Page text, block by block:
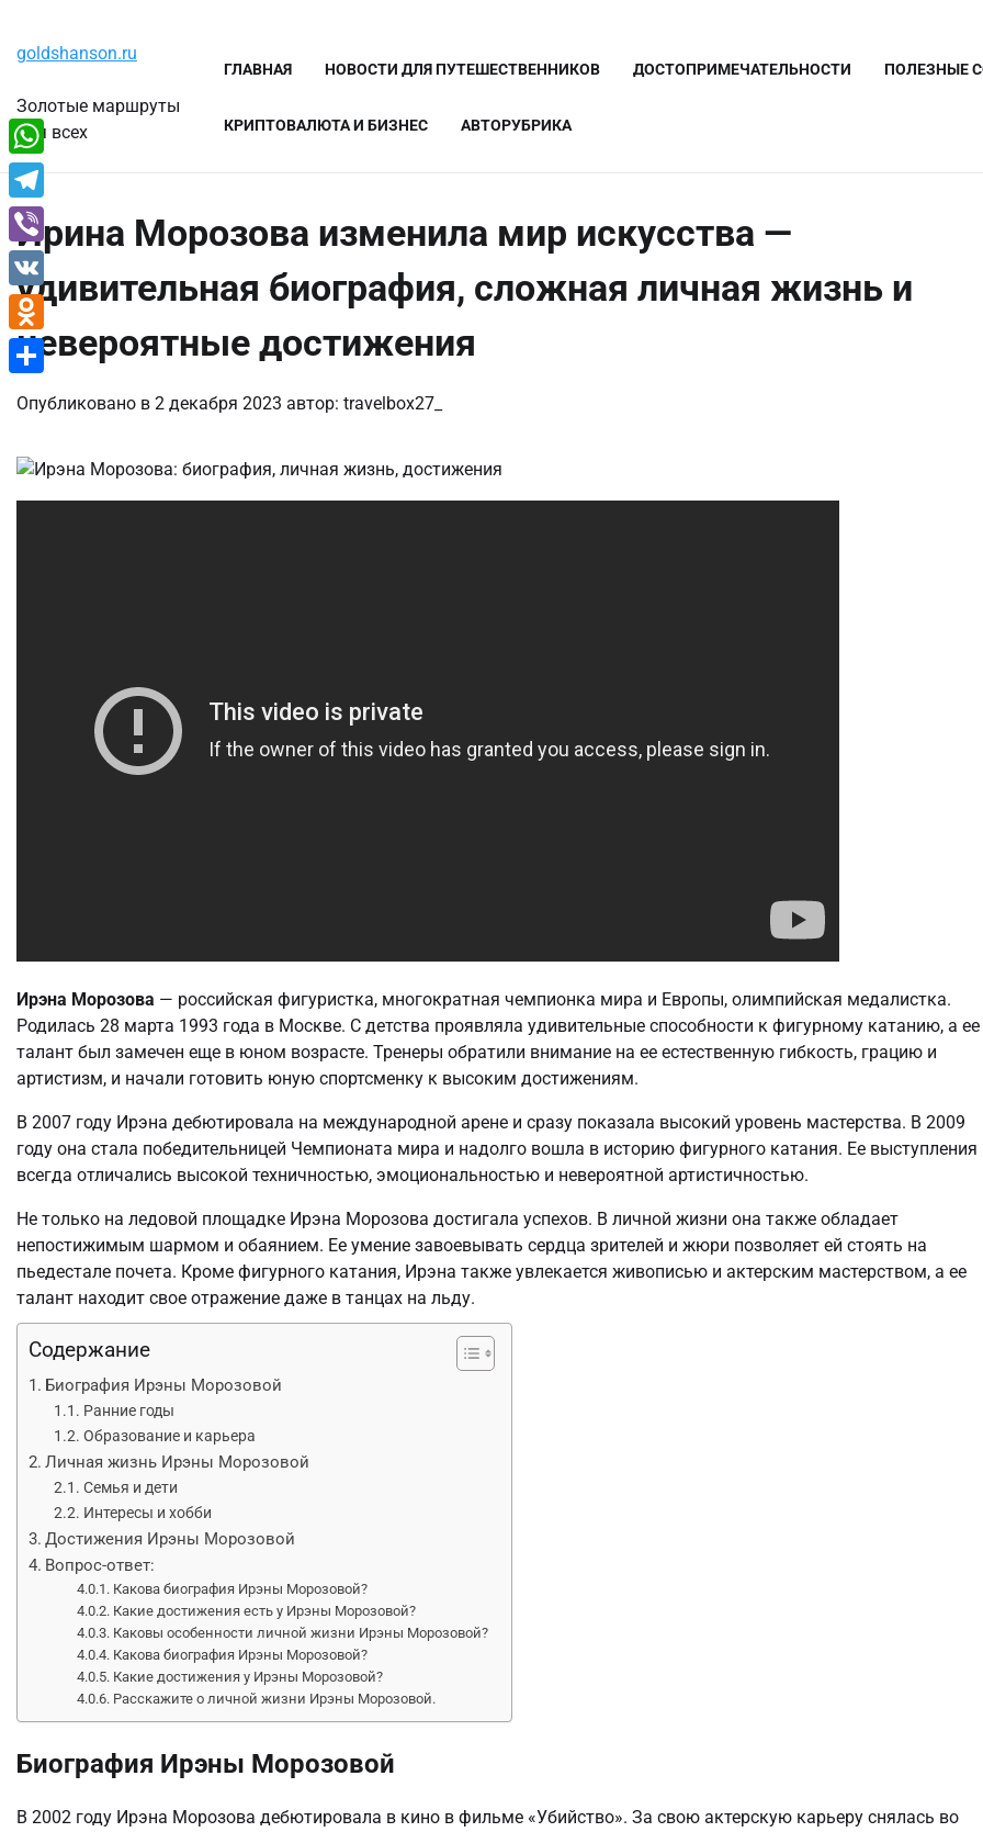
содержимому
goldshanson.ru
Золотые маршруты
для всех
ГЛАВНАЯ НОВОСТИ ДЛЯ ПУТЕШЕСТВЕННИКОВ ДОСТОПРИМЕЧАТЕЛЬНОСТИ ПОЛЕЗНЫЕ
КРИПТОВАЛЮТА И БИЗНЕС АВТОРУБРИКА
Ирина Морозова изменила мир искусства —
удивительная биография, сложная личная жизнь и
невероятные достижения
Опубликовано в 2 декабря 2023 автор: travelbox27_
Ирэна Морозова — российская фигуристка, многократная чемпионка мира и Европы, олимпийская медалистка.
Родилась 28 марта 1993 года в Москве. С детства проявляла удивительные способности к фигурному катанию, а ее
талант был замечен еще в юном возрасте. Тренеры обратили внимание на ее естественную гибкость, грацию и
артистизм, и начали готовить юную спортсменку к высоким достижениям.
В 2007 году Ирэна дебютировала на международной арене и сразу показала высокий уровень мастерства. В 2009
году она стала победительницей Чемпионата мира и надолго вошла в историю фигурного катания. Ее выступления
всегда отличались высокой техничностью, эмоциональностью и невероятной артистичностью.
Не только на ледовой площадке Ирэна Морозова достигала успехов. В личной жизни она также обладает
непостижимым шармом и обаянием. Ее умение завоевывать сердца зрителей и жюри позволяет ей стоять на
пьедестале почета. Кроме фигурного катания, Ирэна также увлекается живописью и актерским мастерством, а ее
талант находит свое отражение даже в танцах на льду.
Содержание
Биография Ирэны Морозовой
Ранние годы
Образование и карьера
Личная жизнь Ирэны Морозовой
Семья и дети
Интересы и хобби
Достижения Ирэны Морозовой
Вопрос-ответ:
Какова биография Ирэны Морозовой?
Какие достижения есть у Ирэны Морозовой?
Каковы особенности личной жизни Ирэны Морозовой?
Какова биография Ирэны Морозовой?
Какие достижения у Ирэны Морозовой?
Расскажите о личной жизни Ирэны Морозовой.
Биография Ирэны Морозовой
В 2002 году Ирэна Морозова дебютировала в кино в фильме «Убийство». За свою актерскую карьеру снялась во
WhatsApp
Telegram
Viber
VK
Odnoklassniki